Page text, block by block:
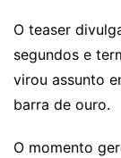
O teaser
segundos e
virou assunto
barra de ouro.
O momento